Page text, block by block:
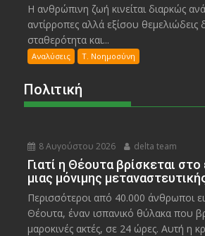
Η ανθρώπινη ζωή κινείται διαρκώς
αντίρροπες αλλά εξίσου θεμελιώδεις
σταθερότητα και...
Αναλύσεις Τ. Νοημοσύνη
Πολιτική
8 Αυγούστου 2026 delta team
Γιατί η Θέουτα βρίσκεται στο
μιας μόνιμης
Περισσότεροι από 40.000 άνθρωποι
Θέουτα, έναν ισπανικό θύλακα που
μαροκινές ακτές, σε 24 ώρες. Αυτή η